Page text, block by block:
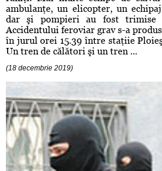
ambulanţe, un elicopter, un
dar şi pompieri au fost trimise
Accidentului feroviar grav s-a
în jurul orei 15.39 între staţiie
Un tren de călători şi un tren ...
(18 decembrie 2019)